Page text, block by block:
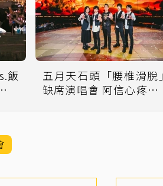
飯
五月天石頭「腰椎滑脫」
缺席演唱會 阿信心疼曝近